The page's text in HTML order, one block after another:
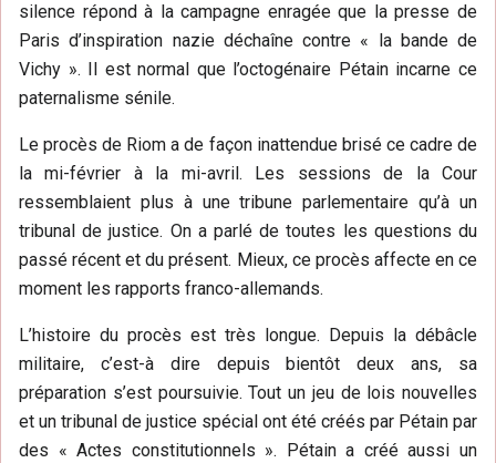
silence répond à la campagne enragée que la presse de
Paris d’inspiration nazie déchaîne contre « la bande de
Vichy ». Il est normal que l’octogénaire Pétain incarne ce
paternalisme sénile.
Le procès de Riom a de façon inattendue brisé ce cadre de
la mi-février à la mi-avril. Les sessions de la Cour
ressemblaient plus à une tribune parlementaire qu’à un
tribunal de justice. On a parlé de toutes les questions du
passé récent et du présent. Mieux, ce procès affecte en ce
moment les rapports franco-allemands.
L’histoire du procès est très longue. Depuis la débâcle
militaire, c’est-à dire depuis bientôt deux ans, sa
préparation s’est poursuivie. Tout un jeu de lois nouvelles
et un tribunal de justice spécial ont été créés par Pétain par
des « Actes constitutionnels ». Pétain a créé aussi un